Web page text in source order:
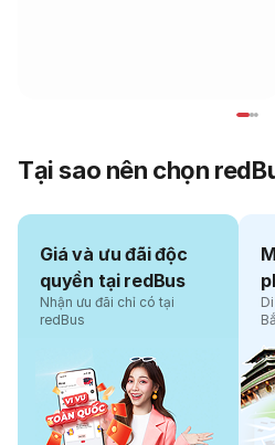
Tại sao nên chọn
Giá và ưu đãi độc
quyền tại redBus
Nhận ưu đãi chỉ có tại
redBus